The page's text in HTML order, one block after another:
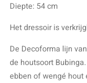
Diepte: 54 cm
Het dressoir is
De Decoforma lijn
de houtsoort
ebben of wengé hout